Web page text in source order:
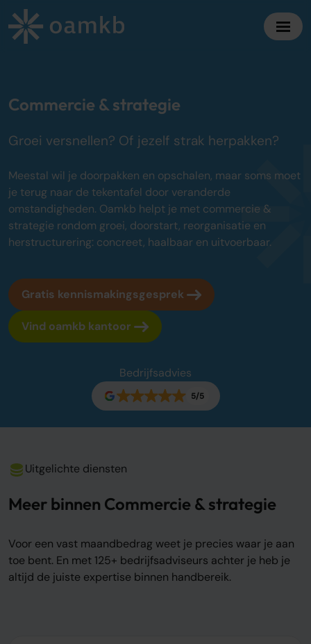
Commercie & strategie
Groei versnellen? Of jezelf strak herpakken?
Meestal wil je doorpakken en opschalen, maar soms moet
je terug naar de tekentafel door veranderde
omstandigheden. Oamkb helpt je met commercie &
strategie rondom groei, doorstart, reorganisatie en
herstructurering: concreet, haalbaar en uitvoerbaar.
Gratis kennismakingsgesprek
Vind oamkb kantoor
Bedrijfsadvies
5/5
Uitgelichte diensten
Meer binnen Commercie & strategie
Voor een vast maandbedrag weet je precies waar je aan
toe bent. En met 125+ bedrijfsadviseurs achter je heb je
altijd de juiste expertise binnen handbereik.
Altijd inzicht, vaste maandprijs
Belastingadvies
Accountancy
Zekerheid bij jaarrekening en cijfers
Strategisch advies voor groei
Over oamkb
Over ons
Adviescentrum
Werken bij
Contact
Login